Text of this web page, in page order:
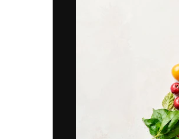
La
migliori lavori.
creativi,